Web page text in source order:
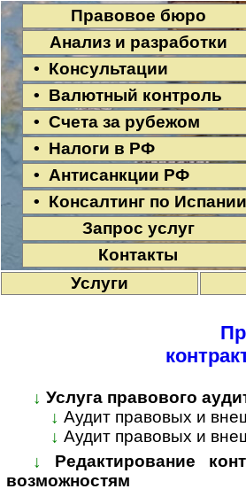
Правовое бюро
Анализ и разработки
• Консультации
• Валютный контроль
• Счета за рубежом
• Налоги в РФ
• Антисанкции РФ
• Консалтинг по Испании
Запрос услуг
Контакты
Услуги
↓ Услуга правового
↓ Аудит правовых и
↓ Аудит правовых и
↓
Редактирование
возможностям